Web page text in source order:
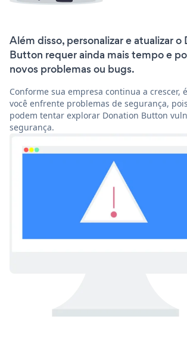
Além disso, personalizar e atualizar o
Button requer ainda mais tempo e
novos problemas ou bugs.
Conforme sua empresa continua a crescer,
você enfrente problemas de segurança,
podem tentar explorar Donation Button
segurança.